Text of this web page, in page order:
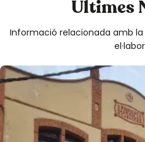
Últimes
Informació relacionada amb